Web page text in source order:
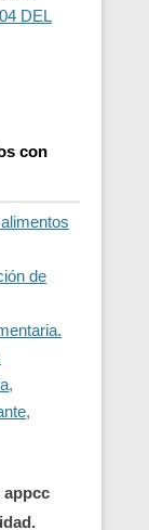
DEL
con
de
appcc